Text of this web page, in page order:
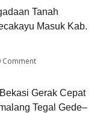
Tanah
Masuk Kab.
Comment
Gerak Cepat
Tegal Gede–